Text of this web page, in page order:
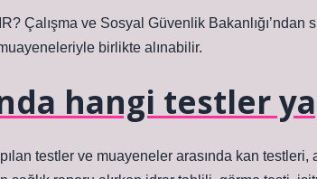
Çalışma ve Sosyal Güvenlik Bakanlığı’ndan
birlikte alınabilir.
hangi testler
testler ve muayeneler arasında kan